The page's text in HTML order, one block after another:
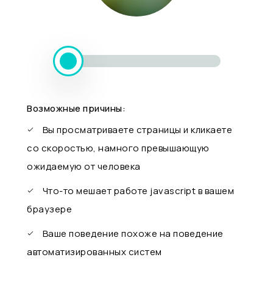
Возможные причины:
Вы просматриваете страницы и кликаете
со скоростью, намного превышающую
ожидаемую от человека
Что-то мешает работе javascript в вашем
браузере
Ваше поведение похоже на поведение
автоматизированных систем